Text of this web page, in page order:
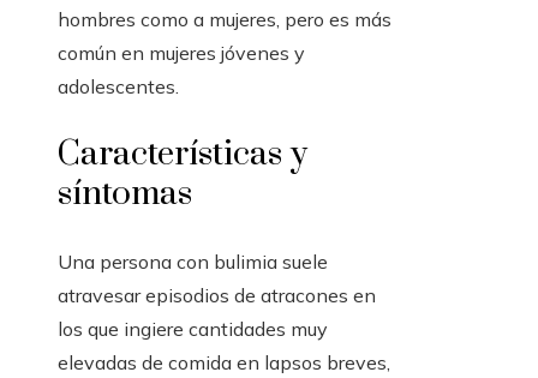
hombres como a mujeres, pero es más
común en mujeres jóvenes y
adolescentes.
Características y
síntomas
Una persona con bulimia suele
atravesar episodios de atracones en
los que ingiere cantidades muy
elevadas de comida en lapsos breves,